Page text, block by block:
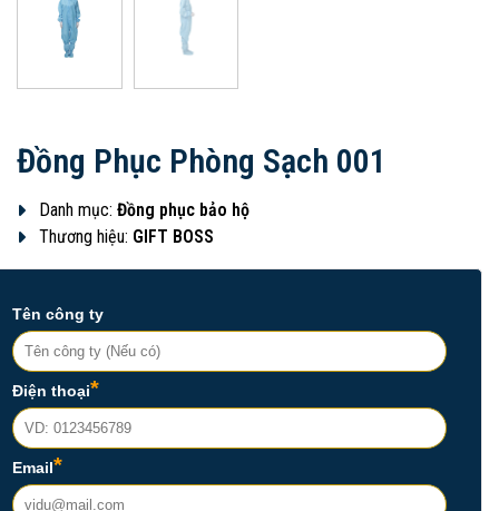
Đồng Phục Phòng Sạch 001
Danh mục: Đồng phục bảo hộ
Thương hiệu: GIFT BOSS